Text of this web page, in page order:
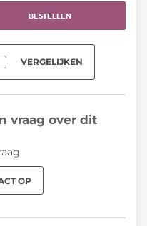
BESTELLEN
VERGELIJKEN
vraag over dit
OP